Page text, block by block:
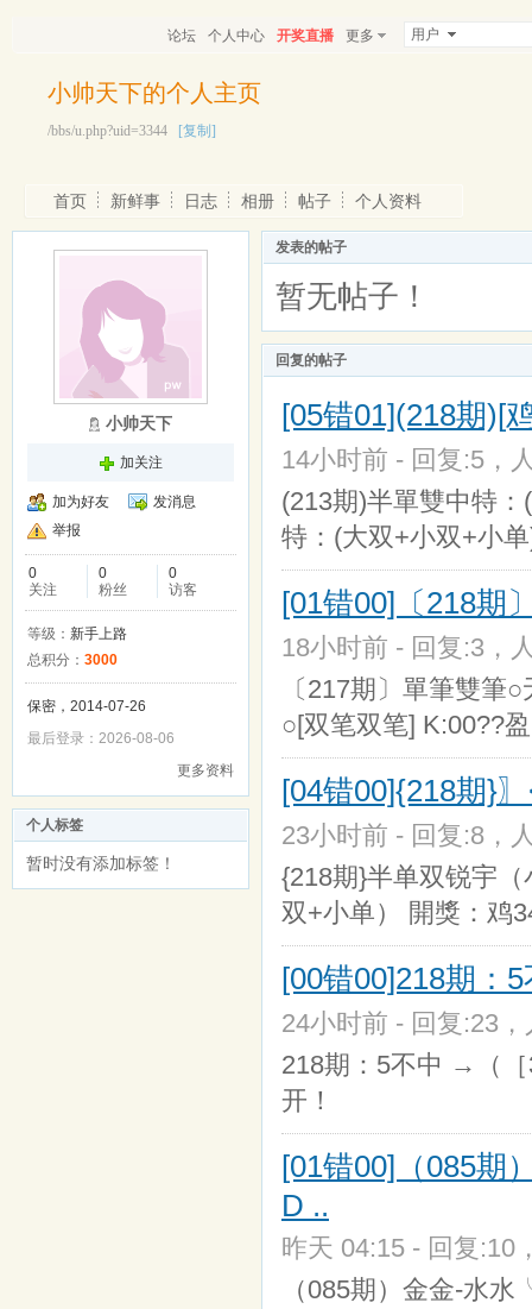
论坛 个人中心 开奖直播 更多 用户
小帅天下的个人主页
/bbs/u.php?uid=3344 [复制]
首页 新鲜事 日志 相册 帖子 个人资料
小帅天下
加关注
加为好友
发消息
举报
0
关注
0
粉丝
0
访客
等级： 新手上路
总积分： 3000
保密，2014-07-26
最后登录：2026-08-06
更多资料
个人标签
暂时没有添加标签！
发表的帖子
暂无帖子！
回复的帖子
[05错01](218期)[
14小时前 - 回复:5，
(213期)半單雙中特
特：(大双+小双+小
[01错00]〔218期
18小时前 - 回复:3，
〔217期〕單筆雙筆
○[双笔双笔] K:00??盈
[04错00]{218期}
23小时前 - 回复:8，
{218期}半单双锐宇
双+小单） 開獎：鸡
[00错00]218期：
24小时前 - 回复:23
218期：5不中 →（
开！
[01错00]（085期
D ..
昨天 04:15 - 回复:10
（085期）金金-水